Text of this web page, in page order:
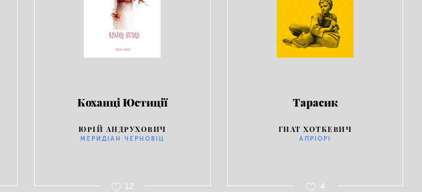
Коханці Юстиції
ЮРІЙ АНДРУХОВИЧ
МЕРИДІАН ЧЕРНОВІЦ
12
Тарасик
ГНАТ ХОТКЕВИЧ
АПРІОРІ
4